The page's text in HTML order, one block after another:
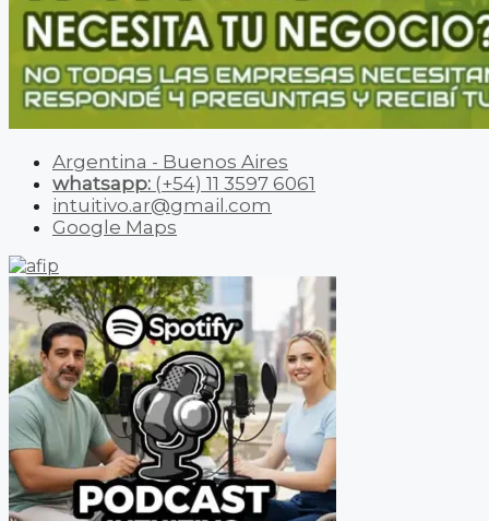
Argentina - Buenos Aires
whatsapp: (+54) 11 3597 6061
intuitivo.ar@gmail.com
Google Maps